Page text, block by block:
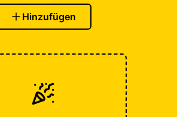
Hinzufügen